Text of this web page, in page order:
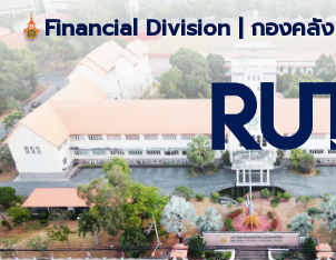
Skip
to
content
Financial Division | กองคลัง
Search
for: